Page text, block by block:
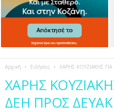
Αρχική Ειδήσεις ΧΑΡΗΣ ΚΟΥΖΙΑΚΗΣ
ΧΑΡΗΣ
ΔΕΗ ΠΡΟΣ ΔΕΥΑΚ